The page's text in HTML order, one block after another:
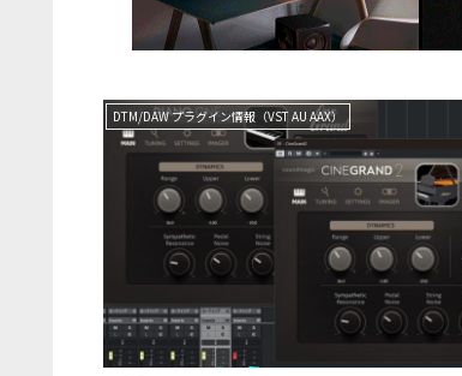
DTM/DAW プラグイン情報（VST AU AAX）